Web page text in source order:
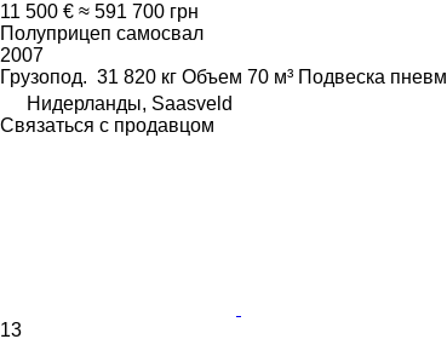
11 500 € ≈ 591 700 грн
Полуприцеп самосвал
2007
Грузопод. 31 820 кг Объем 70 м³ Подвеска
Нидерланды, Saasveld
Связаться с продавцом
13